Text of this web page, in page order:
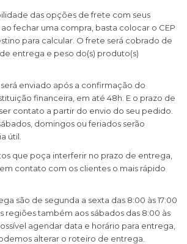
das opções de frete com seus
fechar uma compra, basta colocar o CEP
para calcular. O frete será cobrado de
entrega e peso do(s) produto(s)
enviado após a confirmação do
financeira, em até 48h. E o prazo de
contato a partir do envio do seu pedido.
domingos ou feriados serão
útil.
que poça interferir no prazo de entrega,
contato com os clientes o mais rápido
são de segunda a sexta das 8:00 às 17:00
regiões também aos sábados das 8:00 às
agendar data e horário para entrega,
alterar o roteiro de entrega.